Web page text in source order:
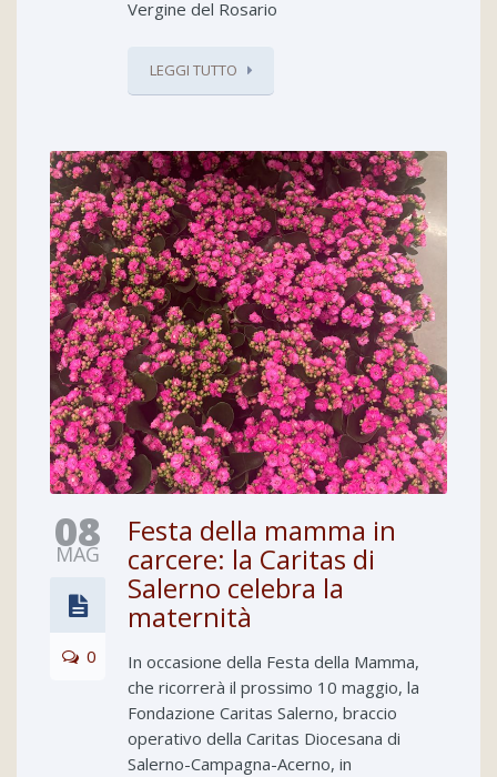
Vergine del Rosario
LEGGI TUTTO
08
MAG
0
Festa della mamma in
carcere: la Caritas di
Salerno celebra la
maternità
In occasione della Festa della Mamma,
che ricorrerà il prossimo 10 maggio, la
Fondazione Caritas Salerno, braccio
operativo della Caritas Diocesana di
Salerno-Campagna-Acerno, in